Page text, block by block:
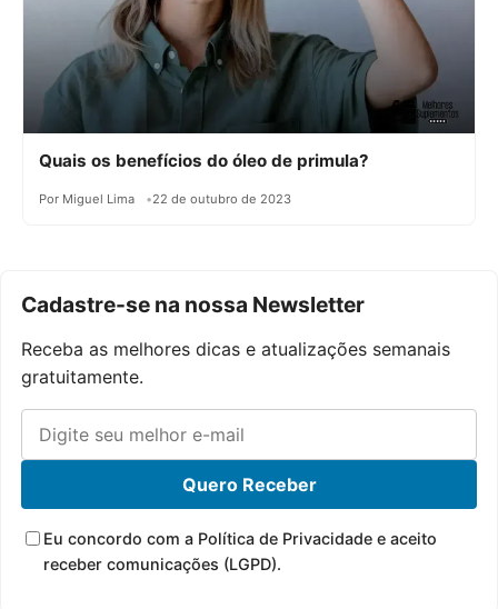
Quais os benefícios do óleo de primula?
Por Miguel Lima 22 de outubro de 2023
Cadastre-se na nossa Newsletter
Receba as melhores dicas e atualizações semanais
gratuitamente.
Quero Receber
Eu concordo com a Política de Privacidade e aceito
receber comunicações (LGPD).